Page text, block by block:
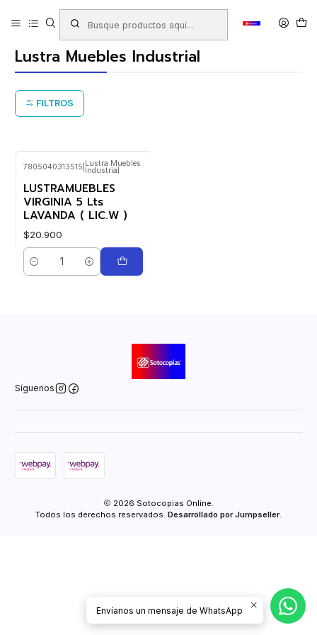
Productos ASEO INDUSTRIAL Lustra Muebles Industrial
Lustra Muebles Industrial
FILTROS
7805040313515 Lustra Muebles
Industrial
LUSTRAMUEBLES
VIRGINIA 5 Lts
LAVANDA ( LIC.W )
$20.900
Cantidad
Síguenos
2026 Sotocopias Online.
Todos los derechos reservados. Desarrollado por Jumpseller.
Envíanos un mensaje de WhatsApp